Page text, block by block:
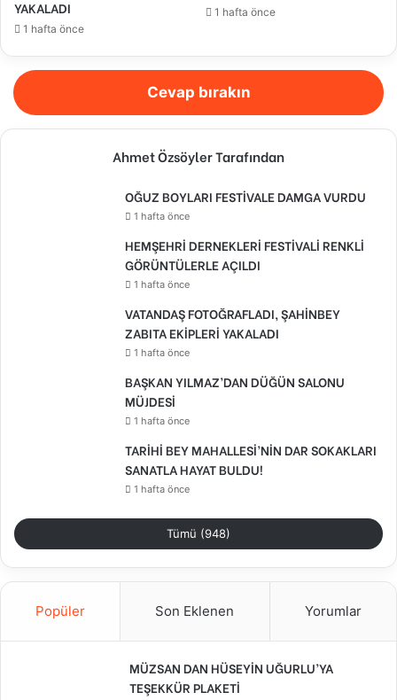
YAKALADI
1 hafta önce
1 hafta önce
Cevap bırakın
Ahmet Özsöyler Tarafından
OĞUZ BOYLARI FESTİVALE DAMGA VURDU
1 hafta önce
HEMŞEHRİ DERNEKLERİ FESTİVALİ RENKLİ
GÖRÜNTÜLERLE AÇILDI
1 hafta önce
VATANDAŞ FOTOĞRAFLADI, ŞAHİNBEY
ZABITA EKİPLERİ YAKALADI
1 hafta önce
BAŞKAN YILMAZ’DAN DÜĞÜN SALONU
MÜJDESİ
1 hafta önce
TARİHİ BEY MAHALLESİ’NİN DAR SOKAKLARI
SANATLA HAYAT BULDU!
1 hafta önce
Tümü (948)
Popüler Son Eklenen Yorumlar
MÜZSAN DAN HÜSEYİN UĞURLU’YA
TEŞEKKÜR PLAKETİ